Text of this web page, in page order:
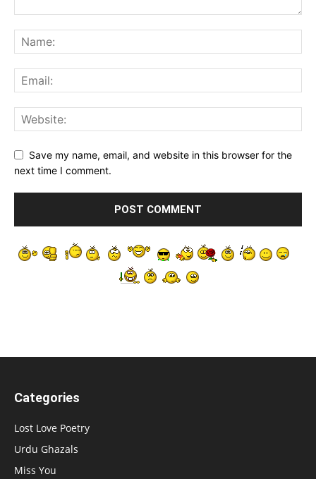
Save my name, email, and website in this browser for the
next time I comment.
Categories
Lost Love Poetry
Urdu Ghazals
Miss You